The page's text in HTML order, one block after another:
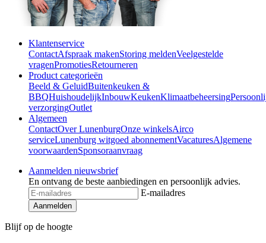
Klantenservice
ContactAfspraak makenStoring meldenVeelgestelde
vragenPromotiesRetourneren
Product categorieën
Beeld & GeluidBuitenkeuken &
BBQHuishoudelijkInbouwKeukenKlimaatbeheersing
verzorgingOutlet
Algemeen
ContactOver LunenburgOnze winkelsAirco
serviceLunenburg witgoed abonnementVacaturesAlgemene
voorwaardenSponsoraanvraag
Aanmelden nieuwsbrief
En ontvang de beste aanbiedingen en persoonlijk advies.
E-mailadres
Aanmelden
Blijf op de hoogte